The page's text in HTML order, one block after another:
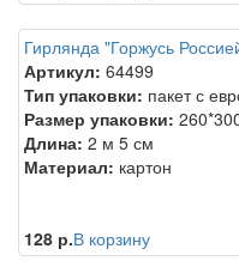
Гирлянда "Горжусь
Артикул: 64499
Тип упаковки: пакет с
Размер упаковки:
Длина: 2 м 5 см
Материал: картон
128 р.В корзину